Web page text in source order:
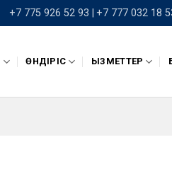
+7 775 926 52 93 | +7 777 032 18
ӨНДІРІС ҚЫЗМЕТТЕР